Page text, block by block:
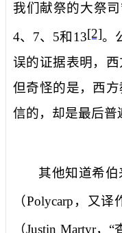
我们献祭的大祭
4、 7、 5和13[2]。
误的证据表明，西
但奇怪的是，西
信的，却是最后普
其他知道希伯
（Polycarp ，又译
（Justin Martyr，“